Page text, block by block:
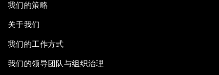
The Future of Europe
Rebuilding for Peace
我们的策略
关于我们
我们的工作方式
我们的领导团队与组织治理